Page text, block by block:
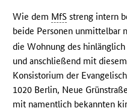
Wie dem MfS streng intern
beide Personen unmittelbar
die Wohnung des
und anschließend mit
Konsistorium der
1020 Berlin, Neue
mit namentlich bekannten